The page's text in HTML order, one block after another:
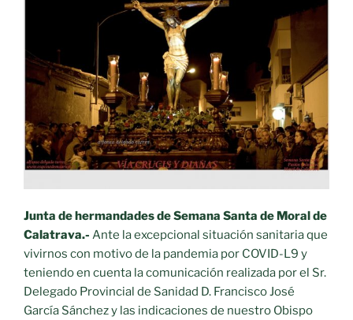
la
provincia
Ciudad
Real»
Junta de hermandades de Semana Santa de Moral de
Calatrava.- Ante la excepcional situación sanitaria que
vivirnos con motivo de la pandemia por COVID-L9 y
teniendo en cuenta la comunicación realizada por el Sr.
Delegado Provincial de Sanidad D. Francisco José
García Sánchez y las indicaciones de nuestro Obispo